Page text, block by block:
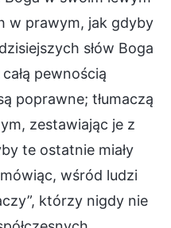
w prawym, jak gdyby
słów Boga
pewnością
poprawne; tłumaczą
zestawiając je z
te ostatnie miały
wśród ludzi
którzy nigdy nie